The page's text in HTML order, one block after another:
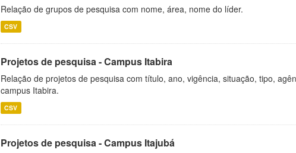
Relação de grupos de pesquisa com nome, área, nome do líder.
CSV
Projetos de pesquisa - Campus Itabira
Relação de projetos de pesquisa com título, ano, vigência, situação, tipo,
campus Itabira.
CSV
Projetos de pesquisa - Campus Itajubá